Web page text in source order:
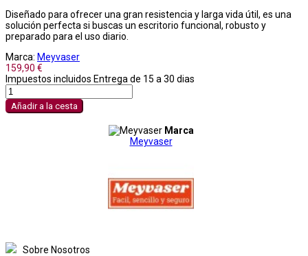
Diseñado para ofrecer una gran resistencia y larga vida útil, es una
solución perfecta si buscas un escritorio funcional, robusto y
preparado para el uso diario.
Marca: Meyvaser
159,90 €
Impuestos incluidos Entrega de 15 a 30 dias
Añadir a la cesta
Marca
Meyvaser
Sobre Nosotros